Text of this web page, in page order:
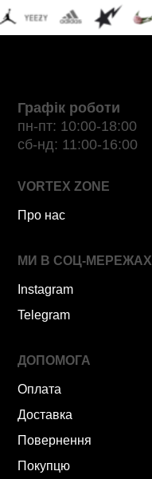
Графік роботи
пн-пт: 10:00-18:00
сб-нд: 11:00-16:00
VORTEX ZONE
Про нас
МИ В СОЦ-МЕРЕЖАХ
Instagram
Telegram
ДОПОМОГА
Оплата
Доставка
Повернення
Покупцю